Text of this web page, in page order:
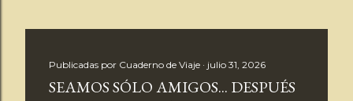
Publicadas por Cuaderno de Viaje julio 31, 2026
SEAMOS SÓLO AMIGOS... DESPUÉS